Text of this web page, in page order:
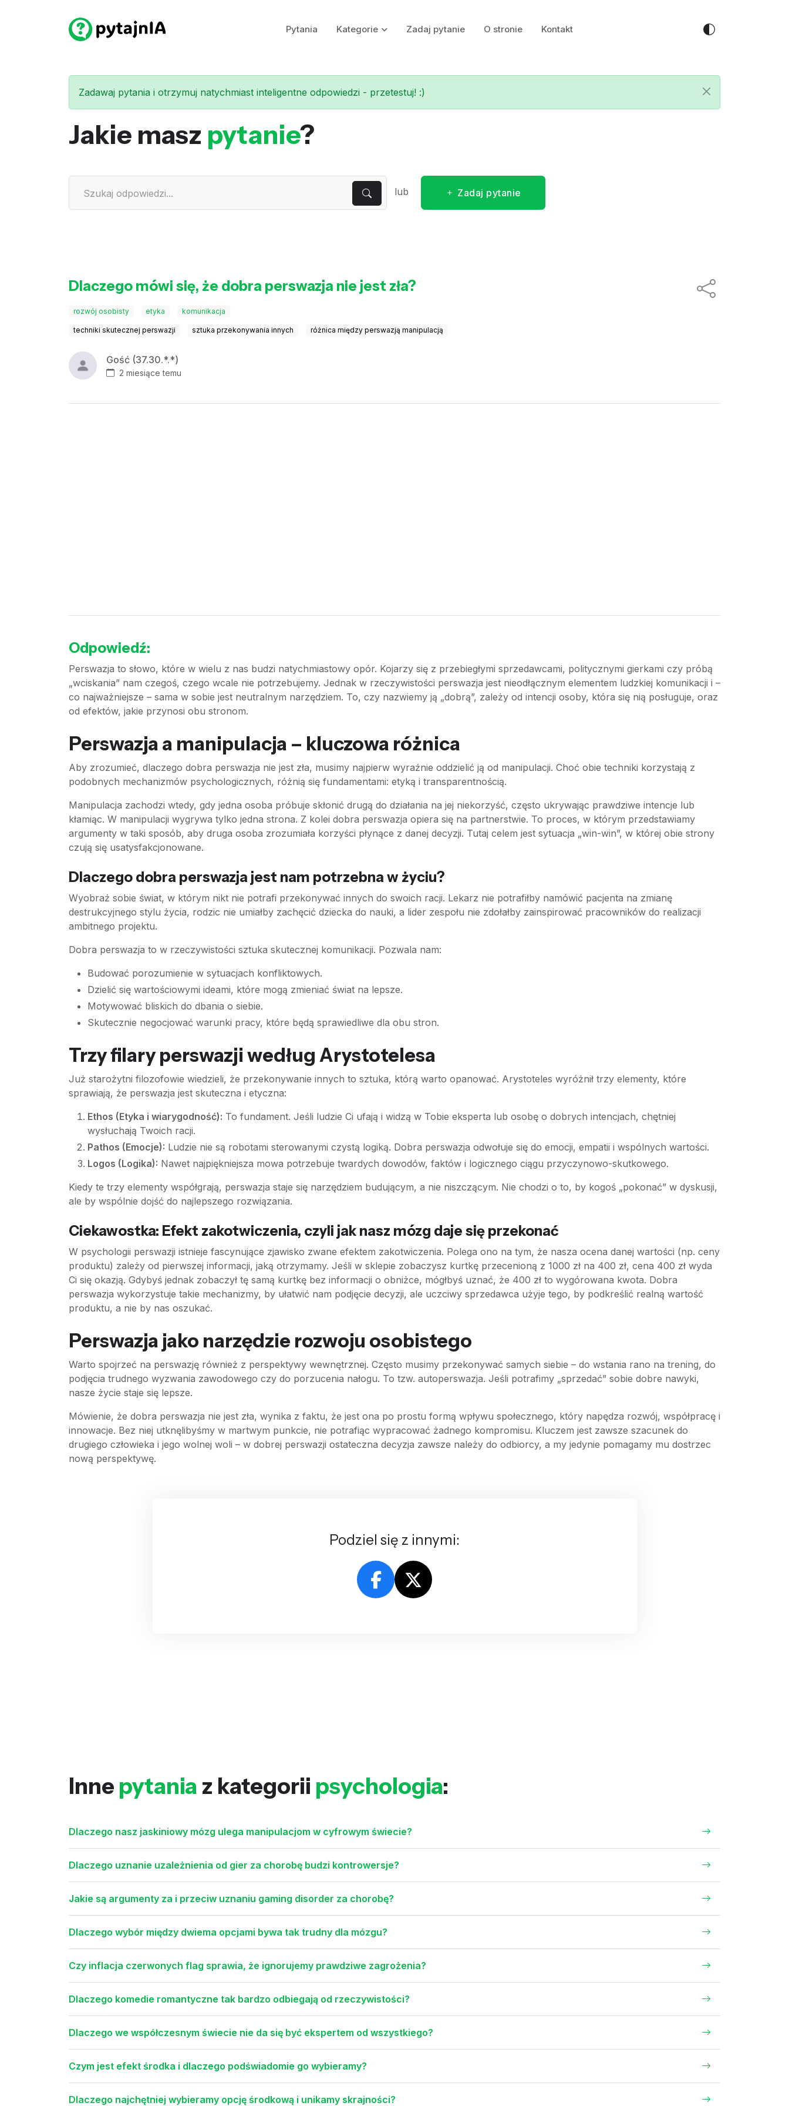
Pytania Kategorie Zadaj pytanie O stronie Kontakt
Zadawaj pytania i otrzymuj natychmiast inteligentne odpowiedzi - przetestuj! :)
Jakie masz pytanie?
lub Zadaj pytanie
Dlaczego mówi się, że dobra perswazja nie jest zła?
rozwój osobisty etyka komunikacja
techniki skutecznej perswazji sztuka przekonywania innych różnica między perswazją manipulacją
Gość (37.30.*.*)
2 miesiące temu
Odpowiedź:
Perswazja to słowo, które w wielu z nas budzi natychmiastowy opór. Kojarzy się z przebiegłymi sprzedawcami, politycznymi gierkami czy próbą
„wciskania” nam czegoś, czego wcale nie potrzebujemy. Jednak w rzeczywistości perswazja jest nieodłącznym elementem ludzkiej komunikacji i –
co najważniejsze – sama w sobie jest neutralnym narzędziem. To, czy nazwiemy ją „dobrą”, zależy od intencji osoby, która się nią posługuje, oraz
od efektów, jakie przynosi obu stronom.
Perswazja a manipulacja – kluczowa różnica
Aby zrozumieć, dlaczego dobra perswazja nie jest zła, musimy najpierw wyraźnie oddzielić ją od manipulacji. Choć obie techniki korzystają z
podobnych mechanizmów psychologicznych, różnią się fundamentami: etyką i transparentnością.
Manipulacja zachodzi wtedy, gdy jedna osoba próbuje skłonić drugą do działania na jej niekorzyść, często ukrywając prawdziwe intencje lub
kłamiąc. W manipulacji wygrywa tylko jedna strona. Z kolei dobra perswazja opiera się na partnerstwie. To proces, w którym przedstawiamy
argumenty w taki sposób, aby druga osoba zrozumiała korzyści płynące z danej decyzji. Tutaj celem jest sytuacja „win-win”, w której obie strony
czują się usatysfakcjonowane.
Dlaczego dobra perswazja jest nam potrzebna w życiu?
Wyobraź sobie świat, w którym nikt nie potrafi przekonywać innych do swoich racji. Lekarz nie potrafiłby namówić pacjenta na zmianę
destrukcyjnego stylu życia, rodzic nie umiałby zachęcić dziecka do nauki, a lider zespołu nie zdołałby zainspirować pracowników do realizacji
ambitnego projektu.
Dobra perswazja to w rzeczywistości sztuka skutecznej komunikacji. Pozwala nam:
Budować porozumienie w sytuacjach konfliktowych.
Dzielić się wartościowymi ideami, które mogą zmieniać świat na lepsze.
Motywować bliskich do dbania o siebie.
Skutecznie negocjować warunki pracy, które będą sprawiedliwe dla obu stron.
Trzy filary perswazji według Arystotelesa
Już starożytni filozofowie wiedzieli, że przekonywanie innych to sztuka, którą warto opanować. Arystoteles wyróżnił trzy elementy, które
sprawiają, że perswazja jest skuteczna i etyczna:
Ethos (Etyka i wiarygodność): To fundament. Jeśli ludzie Ci ufają i widzą w Tobie eksperta lub osobę o dobrych intencjach, chętniej
wysłuchają Twoich racji.
Pathos (Emocje): Ludzie nie są robotami sterowanymi czystą logiką. Dobra perswazja odwołuje się do emocji, empatii i wspólnych wartości.
Logos (Logika): Nawet najpiękniejsza mowa potrzebuje twardych dowodów, faktów i logicznego ciągu przyczynowo-skutkowego.
Kiedy te trzy elementy współgrają, perswazja staje się narzędziem budującym, a nie niszczącym. Nie chodzi o to, by kogoś „pokonać” w dyskusji,
ale by wspólnie dojść do najlepszego rozwiązania.
Ciekawostka: Efekt zakotwiczenia, czyli jak nasz mózg daje się przekonać
W psychologii perswazji istnieje fascynujące zjawisko zwane efektem zakotwiczenia. Polega ono na tym, że nasza ocena danej wartości (np. ceny
produktu) zależy od pierwszej informacji, jaką otrzymamy. Jeśli w sklepie zobaczysz kurtkę przecenioną z 1000 zł na 400 zł, cena 400 zł wyda
Ci się okazją. Gdybyś jednak zobaczył tę samą kurtkę bez informacji o obniżce, mógłbyś uznać, że 400 zł to wygórowana kwota. Dobra
perswazja wykorzystuje takie mechanizmy, by ułatwić nam podjęcie decyzji, ale uczciwy sprzedawca użyje tego, by podkreślić realną wartość
produktu, a nie by nas oszukać.
Perswazja jako narzędzie rozwoju osobistego
Warto spojrzeć na perswazję również z perspektywy wewnętrznej. Często musimy przekonywać samych siebie – do wstania rano na trening, do
podjęcia trudnego wyzwania zawodowego czy do porzucenia nałogu. To tzw. autoperswazja. Jeśli potrafimy „sprzedać” sobie dobre nawyki,
nasze życie staje się lepsze.
Mówienie, że dobra perswazja nie jest zła, wynika z faktu, że jest ona po prostu formą wpływu społecznego, który napędza rozwój, współpracę i
innowacje. Bez niej utknęlibyśmy w martwym punkcie, nie potrafiąc wypracować żadnego kompromisu. Kluczem jest zawsze szacunek do
drugiego człowieka i jego wolnej woli – w dobrej perswazji ostateczna decyzja zawsze należy do odbiorcy, a my jedynie pomagamy mu dostrzec
nową perspektywę.
Podziel się z innymi:
Inne pytania z kategorii psychologia:
Dlaczego nasz jaskiniowy mózg ulega manipulacjom w cyfrowym świecie?
Dlaczego uznanie uzależnienia od gier za chorobę budzi kontrowersje?
Jakie są argumenty za i przeciw uznaniu gaming disorder za chorobę?
Dlaczego wybór między dwiema opcjami bywa tak trudny dla mózgu?
Czy inflacja czerwonych flag sprawia, że ignorujemy prawdziwe zagrożenia?
Dlaczego komedie romantyczne tak bardzo odbiegają od rzeczywistości?
Dlaczego we współczesnym świecie nie da się być ekspertem od wszystkiego?
Czym jest efekt środka i dlaczego podświadomie go wybieramy?
Dlaczego najchętniej wybieramy opcję środkową i unikamy skrajności?